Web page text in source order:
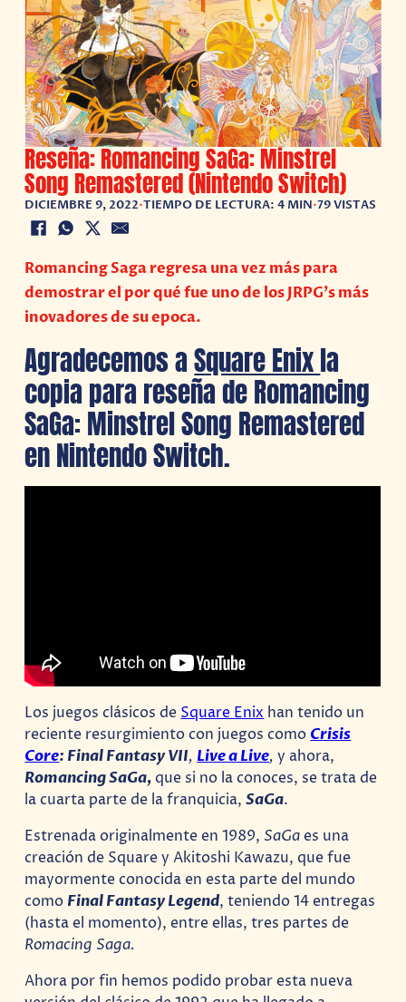
Reseña: Romancing SaGa: Minstrel
Song Remastered (Nintendo Switch)
DICIEMBRE 9, 2022•TIEMPO DE LECTURA: 4 MIN•79 VISTAS
Romancing Saga regresa una vez más para
demostrar el por qué fue uno de los JRPG’s más
inovadores de su epoca.
Agradecemos aSquare Enixla
copia para reseña de Romancing
SaGa: Minstrel Song Remastered
en Nintendo Switch.
Los juegos clásicos de Square Enix han tenido un
reciente resurgimiento con juegos como Crisis
Core: Final Fantasy VII, Live a Live, y ahora,
Romancing SaGa,que si no la conoces, se trata de
la cuarta parte de la franquicia,SaGa.
Estrenada originalmente en 1989, SaGaes una
creación de Square y Akitoshi Kawazu, que fue
mayormente conocida en esta parte del mundo
como Final Fantasy Legend, teniendo 14 entregas
(hasta el momento), entre ellas, tres partes de
Romacing Saga.
Ahora por fin hemos podido probar esta nueva